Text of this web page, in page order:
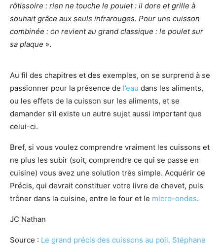
rôtissoire : rien ne touche le poulet : il dore et grille à
souhait grâce aux seuls infrarouges. Pour une cuisson
combinée : on revient au grand classique : le poulet sur
sa plaque ».
Au fil des chapitres et des exemples, on se surprend à se
passionner pour la présence de l’eau dans les aliments,
ou les effets de la cuisson sur les aliments, et se
demander s’il existe un autre sujet aussi important que
celui-ci.
Bref, si vous voulez comprendre vraiment les cuissons et
ne plus les subir (soit, comprendre ce qui se passe en
cuisine) vous avez une solution très simple. Acquérir ce
Précis, qui devrait constituer votre livre de chevet, puis
trôner dans la cuisine, entre le four et le micro-ondes.
JC Nathan
Source : Le grand précis des cuissons au poil. Stéphane